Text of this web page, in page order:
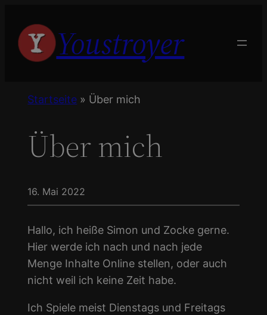
Inhalt
springen
Youstroyer
Startseite » Über mich
Über mich
16. Mai 2022
Hallo, ich heiße Simon und Zocke gerne.
Hier werde ich nach und nach jede
Menge Inhalte Online stellen, oder auch
nicht weil ich keine Zeit habe.
Ich Spiele meist Dienstags und Freitags